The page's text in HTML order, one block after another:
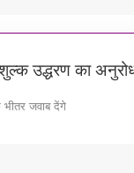
उद्धरण का
जवाब देंगे